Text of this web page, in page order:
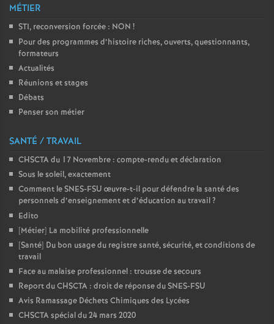
r
MÉTIER
STI, reconversion forcée : NON !
Pour des programmes d’histoire riches, ouverts, questionnants,
formateurs
Actualités
Réunions et stages
Débats
Penser son métier
SANTÉ / TRAVAIL
CHSCTA du 17 Novembre : compte-rendu et déclaration
Sous le soleil, exactement
Comment le SNES-FSU œuvre-t-il pour défendre la santé des
personnels d’enseignement et d’éducation au travail?
Edito
[Métier] La mobilité professionnelle
[Santé] Du bon usage du registre santé, sécurité, et conditions de
travail
Face au malaise professionnel : trousse de secours
Report du CHSCTA : droit de réponse du SNES-FSU
Avis Ramassage Déchets Chimiques des Lycées
CHSCTA spécial du 24 mars 2020